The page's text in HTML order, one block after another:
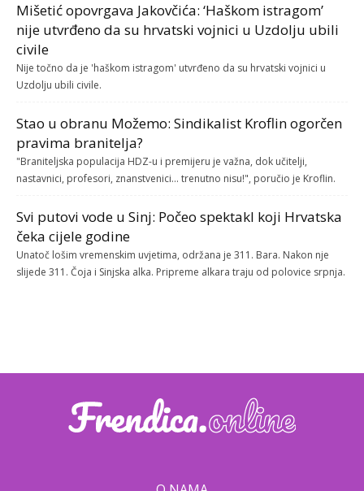
Mišetić opovrgava Jakovčića: ‘Haškom istragom’
nije utvrđeno da su hrvatski vojnici u Uzdolju ubili
civile
Nije točno da je 'haškom istragom' utvrđeno da su hrvatski vojnici u
Uzdolju ubili civile.
Stao u obranu Možemo: Sindikalist Kroflin ogorčen
pravima branitelja?
"Braniteljska populacija HDZ-u i premijeru je važna, dok učitelji,
nastavnici, profesori, znanstvenici... trenutno nisu!", poručio je Kroflin.
Svi putovi vode u Sinj: Počeo spektakl koji Hrvatska
čeka cijele godine
Unatoč lošim vremenskim uvjetima, održana je 311. Bara. Nakon nje
slijede 311. Čoja i Sinjska alka. Pripreme alkara traju od polovice srpnja.